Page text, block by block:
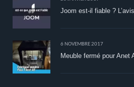
Joom est-il fiable ?
6 NOVEMBRE 2017
Meuble fermé pour Anet